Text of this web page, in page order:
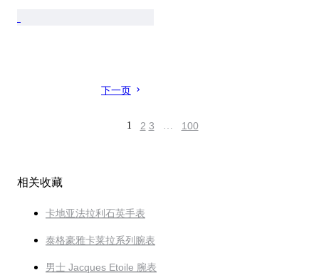
下一页
1 2 3 … 100
相关收藏
卡地亚法拉利石英手表
泰格豪雅卡莱拉系列腕表
男士 Jacques Etoile 腕表